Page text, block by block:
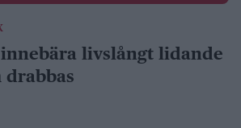
livslångt lidande
drabbas